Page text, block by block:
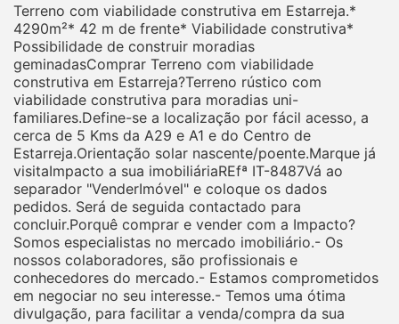
Terreno com viabilidade construtiva em Estarreja.*
4290m²* 42 m de frente* Viabilidade construtiva*
Possibilidade de construir moradias
geminadasComprar Terreno com viabilidade
construtiva em Estarreja?Terreno rústico com
viabilidade construtiva para moradias uni-
familiares.Define-se a localização por fácil acesso, a
cerca de 5 Kms da A29 e A1 e do Centro de
Estarreja.Orientação solar nascente/poente.Marque já
visitaImpacto a sua imobiliáriaREfª IT-8487Vá ao
separador "VenderImóvel" e coloque os dados
pedidos. Será de seguida contactado para
concluir.Porquê comprar e vender com a Impacto?
Somos especialistas no mercado imobiliário.- Os
nossos colaboradores, são profissionais e
conhecedores do mercado.- Estamos comprometidos
em negociar no seu interesse.- Temos uma ótima
divulgação, para facilitar a venda/compra da sua